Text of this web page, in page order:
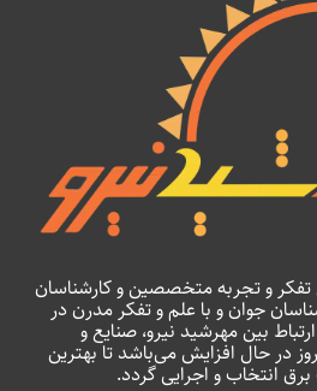
و تجربه متخصصین و کارشناسان
جوان و با علم و تفکر مدرن در
بین مهرشید نیرو، صنایع و
در حال افزایش می‌باشد تا بهترین
انتخاب و اجرایی گردد.